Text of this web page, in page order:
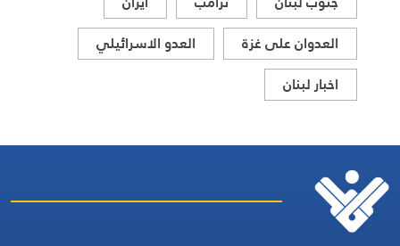
العدوان على غزة
العدو الاسرائيلي
اخبار لبنان